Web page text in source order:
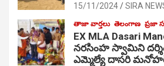
15/11/2024 SIRA
తాజా వార్తలు తెలంగాణ ప్రజా
EX MLA Dasari
నరసింహ స్వామిని
ఎమ్మెల్యే దాసరి మనోహర్